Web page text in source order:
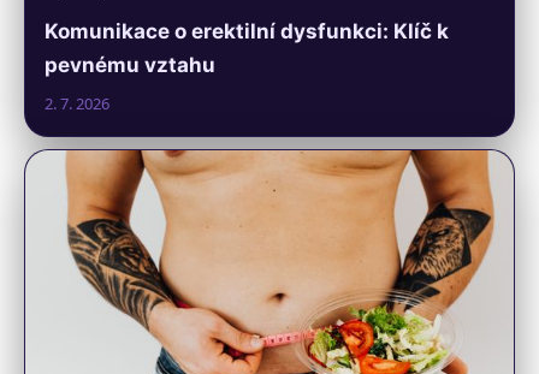
Komunikace o erektilní dysfunkci: Klíč k
pevnému vztahu
2. 7. 2026